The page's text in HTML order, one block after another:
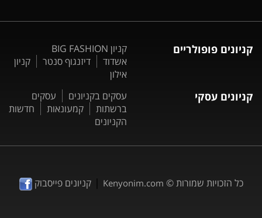
קניונים פופולריים
קניון BIG FASHION
אשדוד
דיזנגוף סנטר
קניון
אילון
קניונים עסקי עסקים בקניונים
עסקים
ברשתות
קמעונאות
חדשות
הקניונים
כל הזכויות שמורות © Kenyonim.com
|קניונים פייסבוק